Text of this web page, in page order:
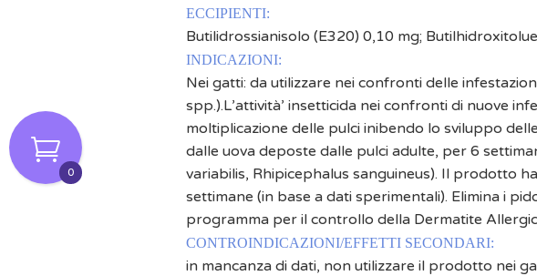
ECCIPIENTI:
Butilidrossianisolo (E320) 0,10 mg;
INDICAZIONI:
Nei gatti: da utilizzare nei confronti delle
spp.).L’attività’ insetticida nei confronti di nuove
moltiplicazione delle pulci inibendo lo sviluppo
dalle uova deposte dalle pulci adulte, per 6
variabilis, Rhipicephalus sanguineus). Il prodotto
settimane (in base a dati sperimentali). Elimina i
programma per il controllo della Dermatite
CONTROINDICAZIONI/EFFETTI SECONDARI:
in mancanza di dati, non utilizzare il prodotto nei
0